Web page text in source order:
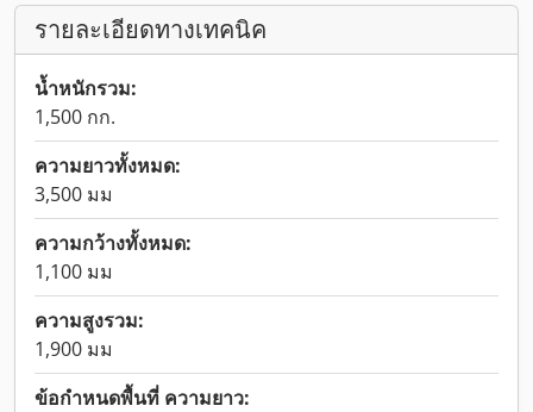
รายละเอียดทางเทคนิค
น้ำหนักรวม:
1,500 กก.
ความยาวทั้งหมด:
3,500 มม
ความกว้างทั้งหมด:
1,100 มม
ความสูงรวม:
1,900 มม
ข้อกำหนดพื้นที่ ความยาว: